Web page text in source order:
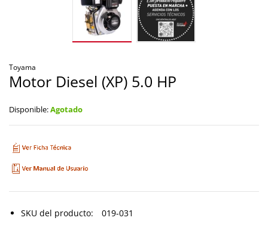
Toyama
Motor Diesel (XP) 5.0 HP
Disponible:Agotado
SKU del producto: 019-031